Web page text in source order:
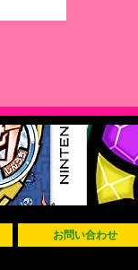
お問い合わせ